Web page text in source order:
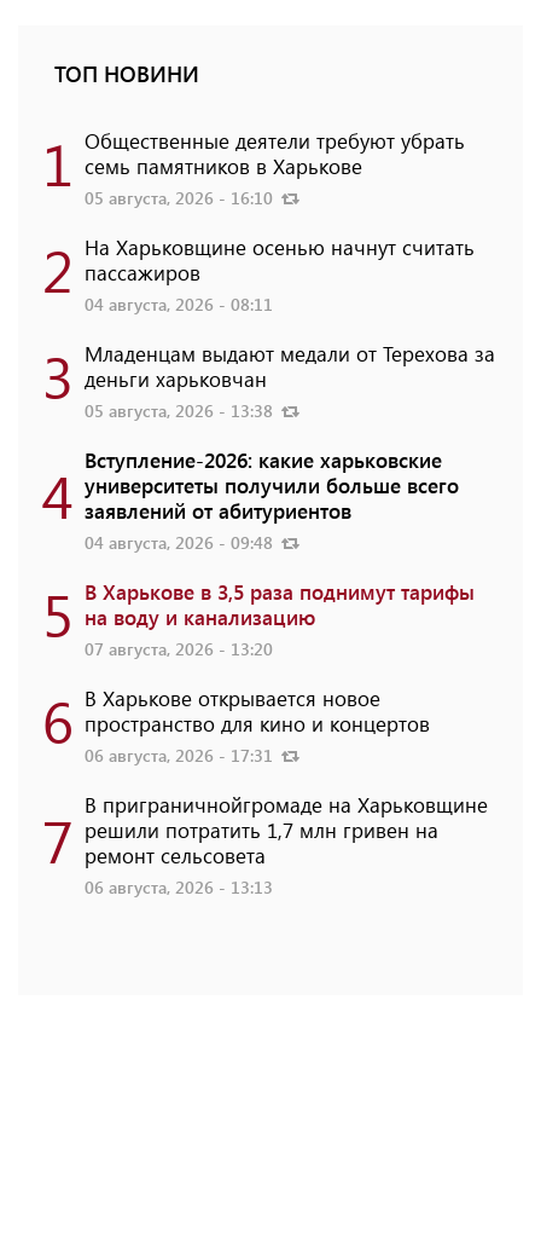
ТОП НОВИНИ
1 Общественные деятели требуют убрать
семь памятников в Харькове
05 августа, 2026 - 16:10
2 На Харьковщине осенью начнут считать
пассажиров
04 августа, 2026 - 08:11
3 Младенцам выдают медали от Терехова за
деньги харьковчан
05 августа, 2026 - 13:38
4 Вступление-2026: какие харьковские
университеты получили больше всего
заявлений от абитуриентов
04 августа, 2026 - 09:48
5 В Харькове в 3,5 раза поднимут тарифы
на воду и канализацию
07 августа, 2026 - 13:20
6 В Харькове открывается новое
пространство для кино и концертов
06 августа, 2026 - 17:31
7 В приграничнойгромаде на Харьковщине
решили потратить 1,7 млн ​​гривен на
ремонт сельсовета
06 августа, 2026 - 13:13